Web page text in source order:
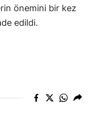
önemini bir kez
edildi.